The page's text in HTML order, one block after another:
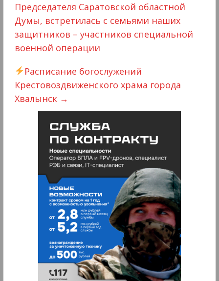
Председателя Саратовской областной
Думы, встретилась с семьями наших
защитников – участников специальной
военной операции
Расписание богослужений
Крестовоздвиженского храма города
Хвалынск →